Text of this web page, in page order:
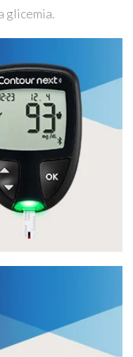
glicemia.